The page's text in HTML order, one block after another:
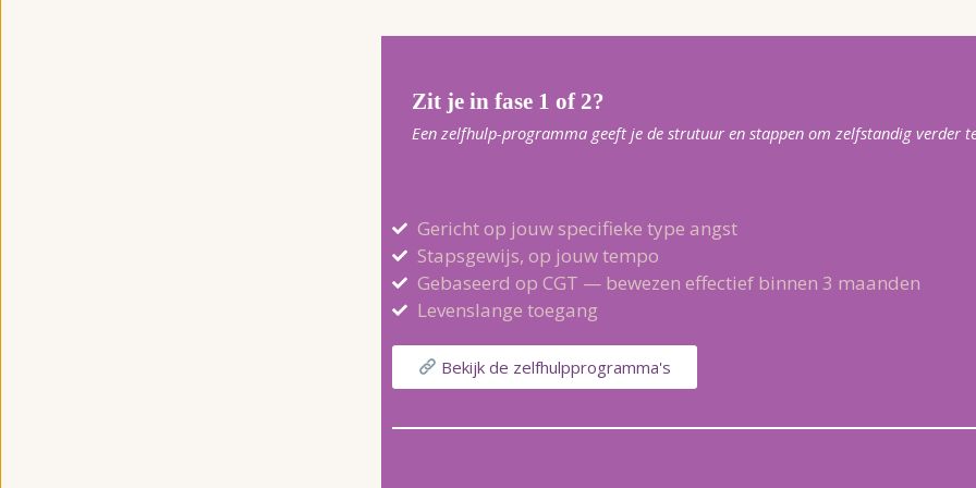
Zit je in fase 1 of 2?
Een zelfhulp-programma geeft je de strutuur en stappen om zelfstandig verder
Gericht op jouw specifieke type angst
Stapsgewijs, op jouw tempo
Gebaseerd op CGT — bewezen effectief binnen 3 maanden
Levenslange toegang
Bekijk de zelfhulpprogramma's